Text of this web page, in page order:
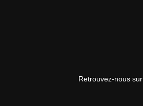
Retrouvez-nous sur